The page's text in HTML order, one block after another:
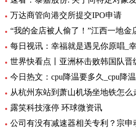
万达商管向港交所提交IPO申请
每日视讯：幸福就是遇见你原唱_
今日热文：cpu降温要多久_cpu降温
露笑科技涨停 环球微资讯